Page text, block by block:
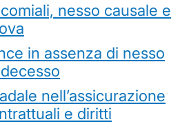
nesso causale e
in assenza di nesso
nell’assicurazione
e diritti